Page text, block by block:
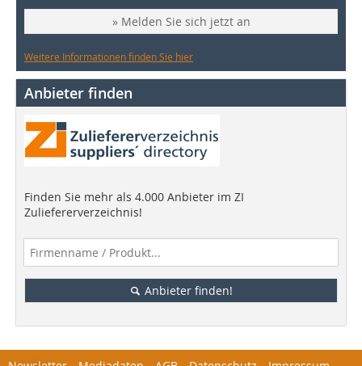
» Melden Sie sich jetzt an
Weitere Informationen finden Sie hier
Anbieter finden
Finden Sie mehr als 4.000 Anbieter im ZI
Zuliefererverzeichnis!
Anbieter finden!